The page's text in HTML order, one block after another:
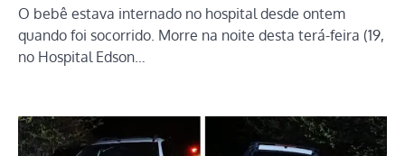
O bebê estava internado no hospital desde ontem
quando foi socorrido. Morre na noite desta terá-feira (19,
no Hospital Edson…